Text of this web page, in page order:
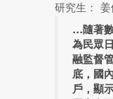
研究生： 姜
隨著
為民眾
融監督
底，國
戶，顯